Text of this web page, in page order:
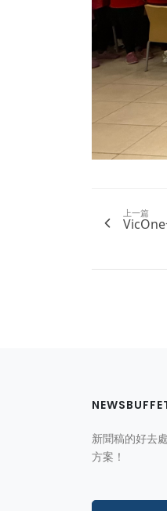
上一篇
新聞稿的好去
方案！